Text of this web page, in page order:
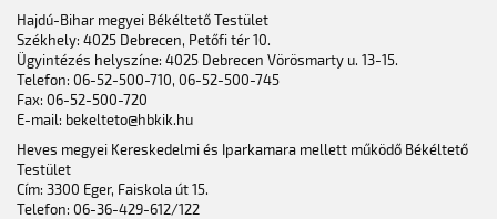
Hajdú-Bihar megyei Békéltető Testület
Székhely: 4025 Debrecen, Petőfi tér 10.
Ügyintézés helyszíne: 4025 Debrecen Vörösmarty u. 13-15.
Telefon: 06-52-500-710, 06-52-500-745
Fax: 06-52-500-720
E-mail: bekelteto@hbkik.hu
Heves megyei Kereskedelmi és Iparkamara mellett működő Békéltető
Testület
Cím: 3300 Eger, Faiskola út 15.
Telefon: 06-36-429-612/122